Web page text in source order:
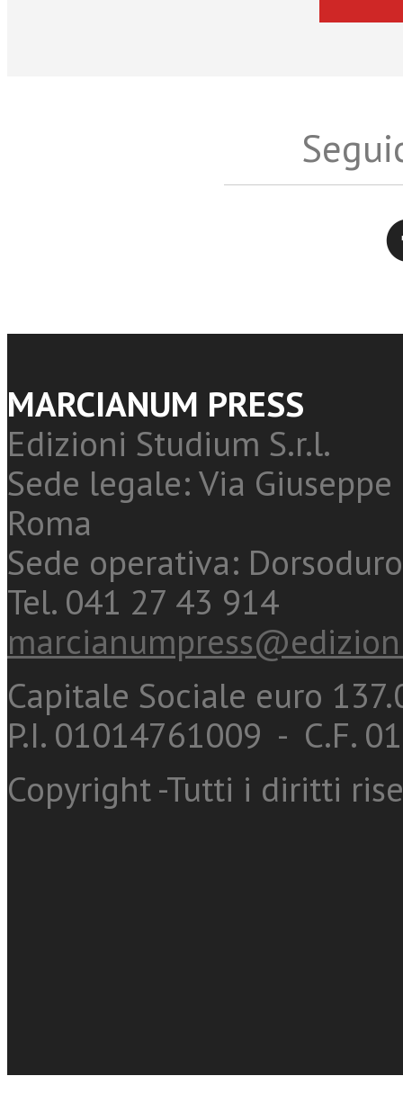
MARCIANUM PRESS
Edizioni Studium S.r.l.
Sede legale: Via
Roma
Sede operativa:
Tel. 041 27 43 914
Capitale Sociale euro
P.I. 01014761009 - C.F.
Copyright -Tutti i diritti